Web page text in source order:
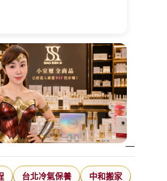
台北冷氣保養 中和搬家